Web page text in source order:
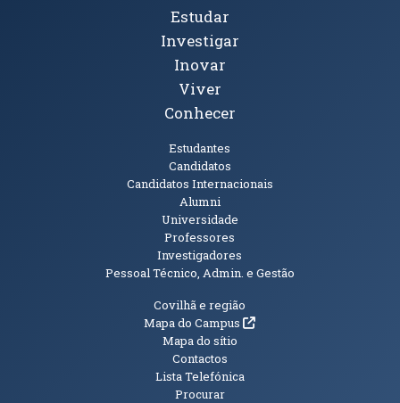
Tópicos Principais
Estudar
Investigar
Inovar
Viver
Conhecer
Estudantes
Candidatos
Candidatos Internacionais
Alumni
Universidade
Professores
Investigadores
Pessoal Técnico, Admin. e Gestão
Informações Adicionais
Covilhã e região
Mapa do Campus(abre em nova janela)
Mapa do sítio
Contactos
Lista Telefónica
Procurar